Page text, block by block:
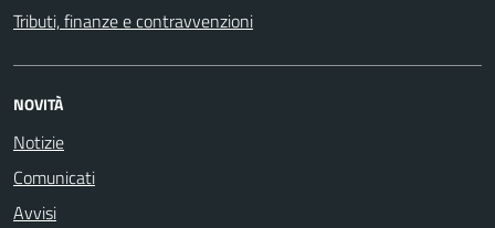
Tributi, finanze e contravvenzioni
NOVITÀ
Notizie
Comunicati
Avvisi